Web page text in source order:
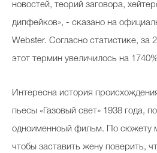
новостей, теорий заговора,
дипфейков», - сказано на
Webster. Согласно статистике, за
этот термин увеличилось на
Интересна история
пьесы «Газовый свет» 1938 года,
одноименноый фильм. По сюжету
чтобы заставить жену поверить,